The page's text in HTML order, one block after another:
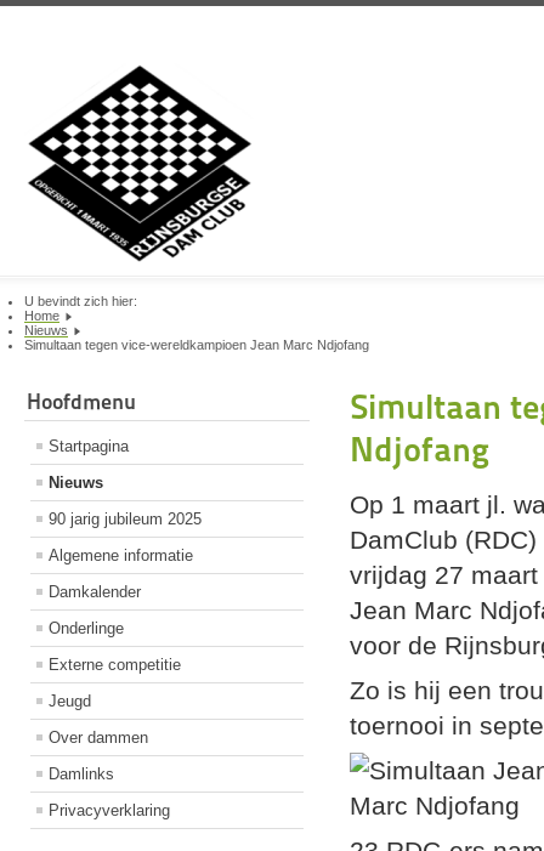
U bevindt zich hier:
Home
Nieuws
Simultaan tegen vice-wereldkampioen Jean Marc Ndjofang
Hoofdmenu
Startpagina
Nieuws
90 jarig jubileum 2025
Algemene informatie
Damkalender
Onderlinge
Externe competitie
Jeugd
Over dammen
Damlinks
Privacyverklaring
Simultaan
Ndjofang
Op 1 maart jl.
DamClub
vrijdag 27
Jean Marc
voor de
Zo is hij een
toernooi in